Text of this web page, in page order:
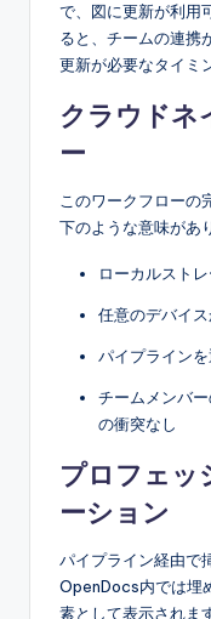
で、図に更新が利用
ると、チームの連携
更新が必要なタイミ
クラウドネ
ー
このワークフローの
下のような意味があ
ローカルスト
任意のデバイ
パイプライン
チームメンバ
の衝突なし
プロフェッ
ーション
パイプライン経由で
OpenDocs内では埋
素として表示されま